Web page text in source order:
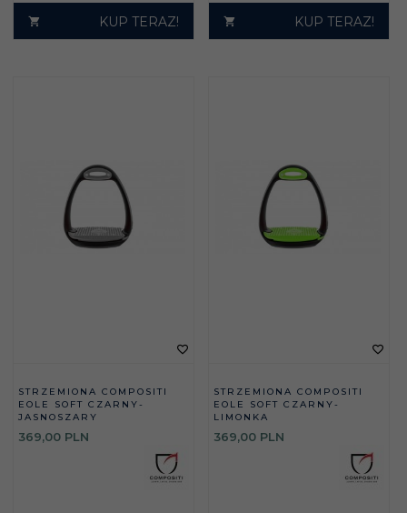
KUP TERAZ! KUP TERAZ!
STRZEMIONA COMPOSITI
EOLE SOFT CZARNY-
JASNOSZARY
369,00 PLN
STRZEMIONA COMPOSITI
EOLE SOFT CZARNY-
LIMONKA
369,00 PLN